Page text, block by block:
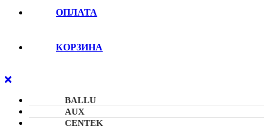
ОПЛАТА
КОРЗИНА
КНОПКА
BALLU
AUX
CENTEK